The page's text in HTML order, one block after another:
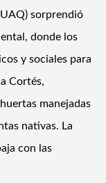
sorprendió
donde los
y sociales para
Cortés,
manejadas
nativas. La
con las